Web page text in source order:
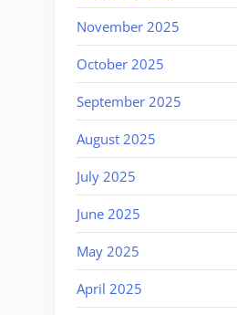
November 2025
October 2025
September 2025
August 2025
July 2025
June 2025
May 2025
April 2025